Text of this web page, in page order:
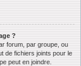
?
forum, par groupe, ou
de fichiers joints pour le
peut en joindre.